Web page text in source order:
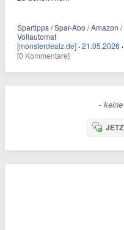
Spartipps / Spar-Abo / Amazon
Vollautomat
[monsterdealz.de] ·21.05.2026 ·
[0 Kommentare]
-